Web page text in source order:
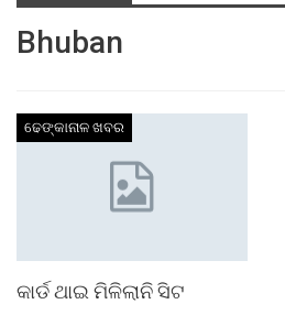
Bhuban
ଢେଙ୍କାନାଳ ଖବର
କାର୍ଡ ଥାଇ ମିଳିଲାନି ସିଟ